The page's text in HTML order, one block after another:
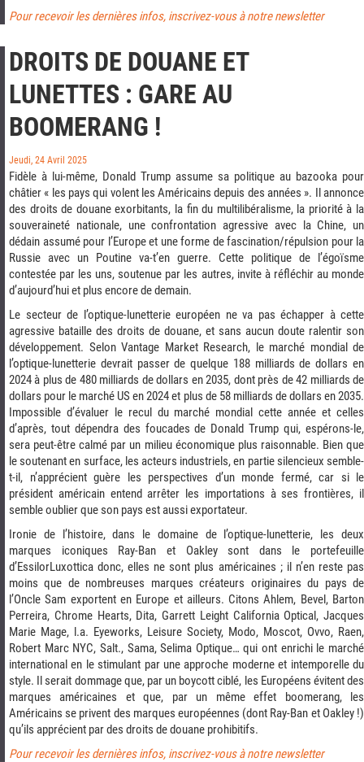
Pour recevoir les dernières infos, inscrivez-vous à notre newsletter
DROITS DE DOUANE ET
LUNETTES : GARE AU
BOOMERANG !
Jeudi, 24 Avril 2025
Fidèle à lui-même, Donald Trump assume sa politique au bazooka pour
châtier « les pays qui volent les Américains depuis des années ». Il annonce
des droits de douane exorbitants, la fin du multilibéralisme, la priorité à la
souveraineté nationale, une confrontation agressive avec la Chine, un
dédain assumé pour l’Europe et une forme de fascination/répulsion pour la
Russie avec un Poutine va-t’en guerre. Cette politique de l’égoïsme
contestée par les uns, soutenue par les autres, invite à réfléchir au monde
d’aujourd’hui et plus encore de demain.
Le secteur de l’optique-lunetterie européen ne va pas échapper à cette
agressive bataille des droits de douane, et sans aucun doute ralentir son
développement. Selon Vantage Market Research, le marché mondial de
l’optique-lunetterie devrait passer de quelque 188 milliards de dollars en
2024 à plus de 480 milliards de dollars en 2035, dont près de 42 milliards de
dollars pour le marché US en 2024 et plus de 58 milliards de dollars en 2035.
Impossible d’évaluer le recul du marché mondial cette année et celles
d’après, tout dépendra des foucades de Donald Trump qui, espérons-le,
sera peut-être calmé par un milieu économique plus raisonnable. Bien que
le soutenant en surface, les acteurs industriels, en partie silencieux semble-
t-il, n’apprécient guère les perspectives d’un monde fermé, car si le
président américain entend arrêter les importations à ses frontières, il
semble oublier que son pays est aussi exportateur.
Ironie de l’histoire, dans le domaine de l’optique-lunetterie, les deux
marques iconiques Ray-Ban et Oakley sont dans le portefeuille
d’EssilorLuxottica donc, elles ne sont plus américaines ; il n’en reste pas
moins que de nombreuses marques créateurs originaires du pays de
l’Oncle Sam exportent en Europe et ailleurs. Citons Ahlem, Bevel, Barton
Perreira, Chrome Hearts, Dita, Garrett Leight California Optical, Jacques
Marie Mage, l.a. Eyeworks, Leisure Society, Modo, Moscot, Ovvo, Raen,
Robert Marc NYC, Salt., Sama, Selima Optique… qui ont enrichi le marché
international en le stimulant par une approche moderne et intemporelle du
style. Il serait dommage que, par un boycott ciblé, les Européens évitent des
marques américaines et que, par un même effet boomerang, les
Américains se privent des marques européennes (dont Ray-Ban et Oakley !)
qu’ils apprécient par des droits de douane prohibitifs.
Pour recevoir les dernières infos, inscrivez-vous à notre newsletter